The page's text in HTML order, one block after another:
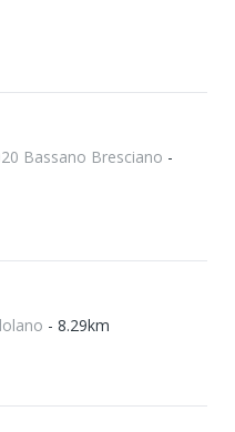
Bassano Bresciano -
- 8.29km